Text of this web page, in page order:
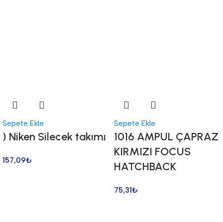
Sepete Ekle
) Niken Silecek takımı
157,09₺
Sepete Ekle
1016 AMPUL ÇAPRAZ
KIRMIZI FOCUS
HATCHBACK
75,31₺